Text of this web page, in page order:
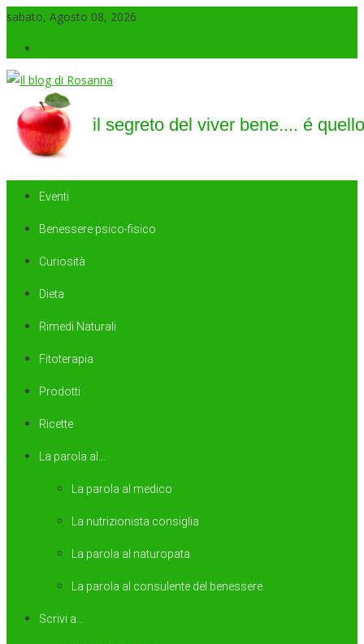
sabato, Agosto 08, 2026
Il blog di Rosanna
il segreto del viver bene…. é quello di saper sorridere sempre
Eventi
Benessere psico-fisico
Curiosità
Dieta
Rimedi Naturali
Fitoterapia
Prodotti
Ricette
La parola al…
La parola al medico
La nutrizionista consiglia
La parola al naturopata
La parola al consulente del benessere
Scrivi a…